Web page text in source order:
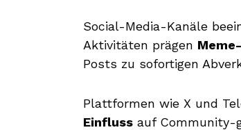
Social-Media-Kanäle
Aktivitäten prägen
Posts zu sofortigen
Plattformen wie X und
Einfluss auf Community-